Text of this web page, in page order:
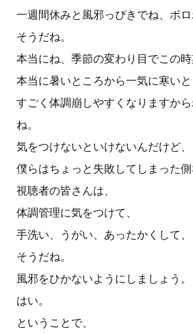
一週間休みと風邪っぴきでね、ボロ
そうだね。
本当にね、季節の変わり目でこの時
本当に暑いところから一気に寒いと
すごく体調崩しやすくなりますから
ね。
気をつけないといけないんだけど、
僕らはちょっと失敗してしまった側
視聴者の皆さんは、
体調管理に気をつけて、
手洗い、うがい、あったかくして、
そうだね。
風邪をひかないようにしましょう。
はい。
ということで、